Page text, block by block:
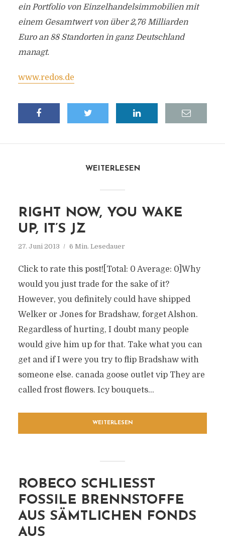
ein Portfolio von Einzelhandelsimmobilien mit
einem Gesamtwert von über 2,76 Milliarden
Euro an 88 Standorten in ganz Deutschland
managt.
www.redos.de
WEITERLESEN
RIGHT NOW, YOU WAKE
UP, IT’S JZ
27. Juni 2013 6 Min. Lesedauer
Click to rate this post![Total: 0 Average: 0]Why
would you just trade for the sake of it?
However, you definitely could have shipped
Welker or Jones for Bradshaw, forget Alshon.
Regardless of hurting, I doubt many people
would give him up for that. Take what you can
get and if I were you try to flip Bradshaw with
someone else. canada goose outlet vip They are
called frost flowers. Icy bouquets...
WEITERLESEN
ROBECO SCHLIESST F
OSSILE BRENNSTOFFE A
US SÄMTLICHEN FONDS A
US